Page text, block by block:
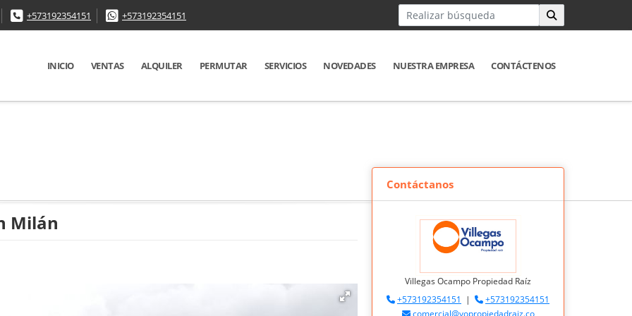
+573192354151 +573192354151
INICIO VENTAS ALQUILER PERMUTAR SERVICIOS NOVEDADES NUESTRA EMPRESA CONTÁCTENOS
Milán
Contáctanos
Villegas Ocampo Propiedad Raíz
+573192354151
|
+573192354151
comercial@vopropiedadraiz.co